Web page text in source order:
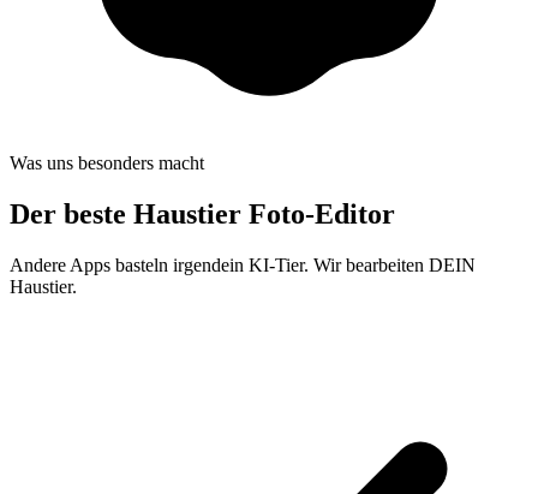
Was uns besonders macht
Der beste Haustier Foto-Editor
Andere Apps basteln irgendein KI-Tier. Wir bearbeiten DEIN
Haustier.